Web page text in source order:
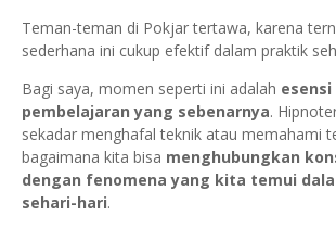
Teman-teman di Pokjar tertawa, karena
sederhana ini cukup efektif dalam praktik
Bagi saya, momen seperti ini adalah esensi
pembelajaran yang sebenarnya.
sekadar menghafal teknik atau memahami
bagaimana kita bisa menghubungkan
dengan fenomena yang kita temui
sehari-hari.